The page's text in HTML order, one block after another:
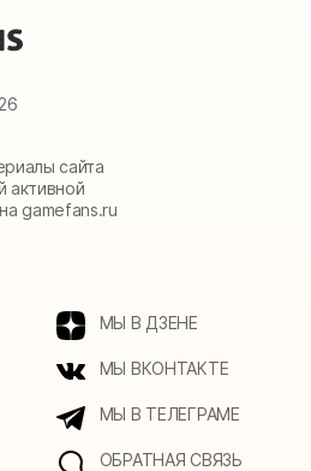
сайта
активной
gamefans.ru
МЫ В ДЗЕНЕ
МЫ ВКОНТАКТЕ
МЫ В ТЕЛЕГРАМЕ
ОБРАТНАЯ СВЯЗЬ